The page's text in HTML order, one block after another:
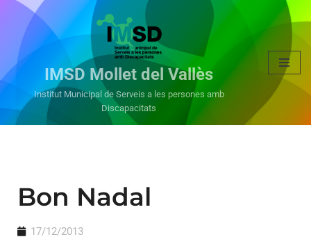
Vés
al
contingutIMSD Mollet del Vallès
Institut Municipal de Serveis a les persones amb
Discapacitats
Bon Nadal
17/12/2013